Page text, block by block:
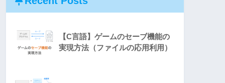
【C言語】ゲームのセーブ機能の
実現方法（ファイルの応用利用）